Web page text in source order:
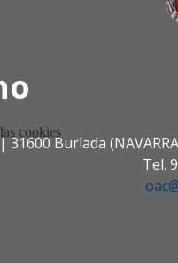
31600 Burlada
Tel.